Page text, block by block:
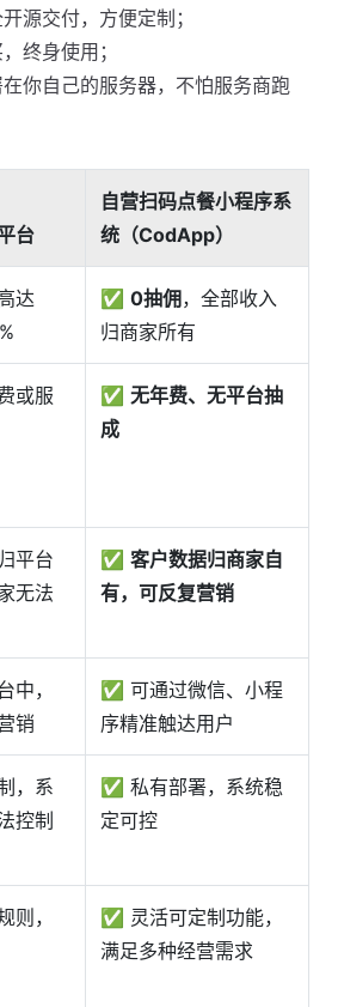
源交付，方便定制；
终身使用；
在你自己的服务器，不怕服务商跑
台
自营扫码点餐小程序系
统（CodApp）
达
✅ 0抽佣，全部收入
归商家所有
或服
✅ 无年费、无平台抽
成
平台
无法
✅ 客户数据归商家自
有，可反复营销
中，
销
✅ 可通过微信、小程
序精准触达用户
，系
控制
✅ 私有部署，系统稳
定可控
则，
✅ 灵活可定制功能，
满足多种经营需求